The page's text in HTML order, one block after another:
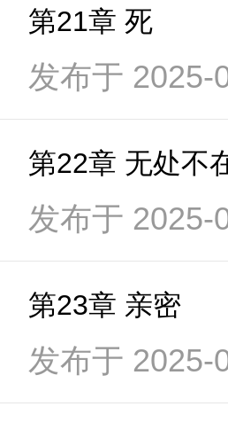
第21章 死
发布于 2025-
第22章 无处不
发布于 2025-
第23章 亲密
发布于 2025-